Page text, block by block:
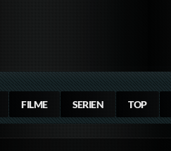
FILME SERIEN TOP